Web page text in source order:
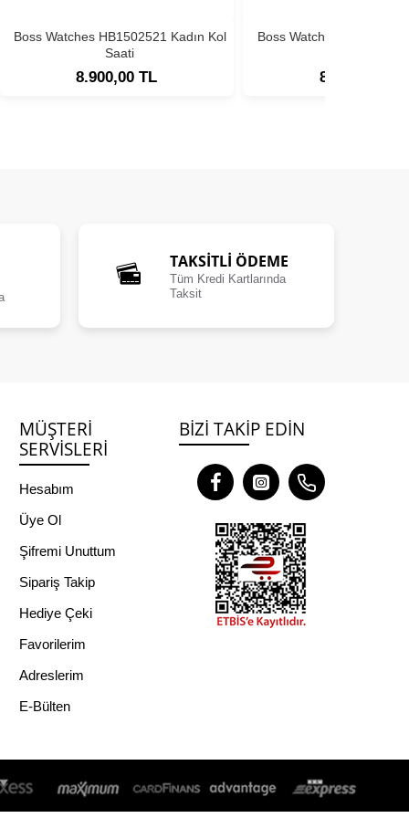
Boss Watches HB1502521 Kadın Kol
Saati
8.900,00 TL
Boss Watches
8.900,00 TL
TAKSİTLİ ÖDEME
Tüm Kredi Kartlarında
Taksit
MÜŞTERI
SERVISLERI
Hesabım
Üye Ol
Şifremi Unuttum
Sipariş Takip
Hediye Çeki
Favorilerim
Adreslerim
E-Bülten
BIZI TAKIP EDIN